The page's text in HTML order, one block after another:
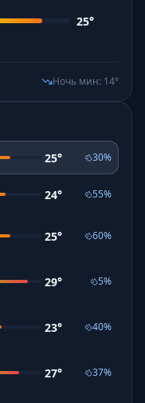
25°
Ночь мин: 14°
25° 30%
24° 55%
25° 60%
29° 5%
23° 40%
27° 37%